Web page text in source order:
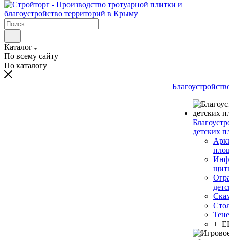
Каталог
По всему сайту
По каталогу
детских
+